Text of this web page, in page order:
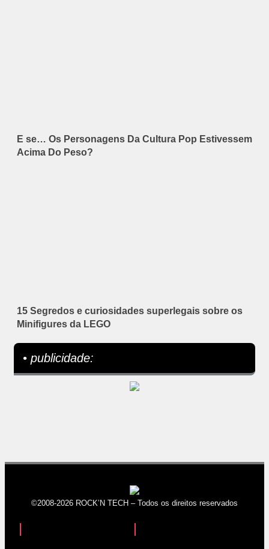
E se… Os Personagens Da Cultura Pop Estivessem
Acima Do Peso?
15 Segredos e curiosidades superlegais sobre os
Minifigures da LEGO
• publicidade:
©2008-2026 ROCK’N TECH – Todos os direitos reservados